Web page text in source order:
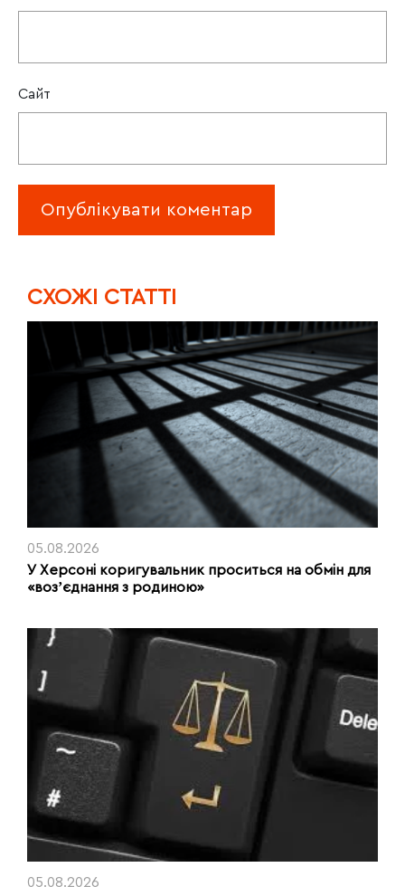
Сайт
CХОЖІ СТАТТІ
05.08.2026
У Херсоні коригувальник проситься на обмін для
«возʼєднання з родиною»
05.08.2026